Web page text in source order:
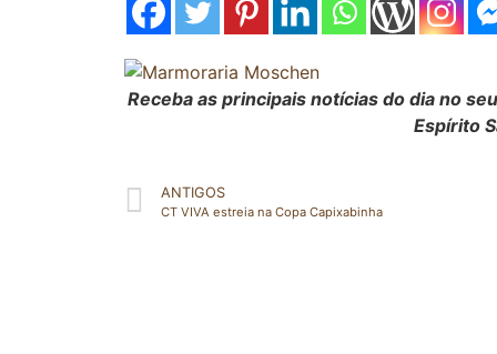
Receba as principais notícias do dia no
Espírito
ANTIGOS
CT VIVA estreia na Copa Capixabinha